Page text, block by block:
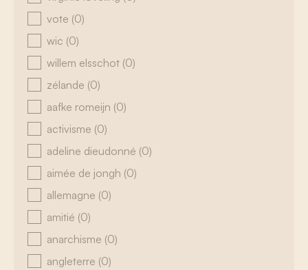
vote (0)
wic (0)
willem elsschot (0)
zélande (0)
aafke romeijn (0)
activisme (0)
adeline dieudonné (0)
aimée de jongh (0)
allemagne (0)
amitié (0)
anarchisme (0)
angleterre (0)